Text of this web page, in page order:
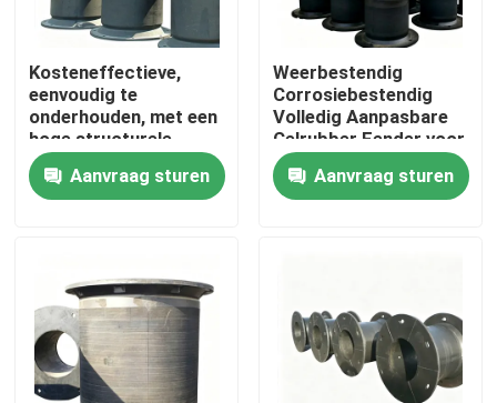
Thuis
Video's
Over ons
Kosteneffectieve,
eenvoudig te
onderhouden, met een
hoge structurele
stabiliteit, rubberen
fender voor
scheepsdocking
Aanvraag sturen
Weerbestendig
Corrosiebestendig
Volledig Aanpasbare
Celrubber Fender voor
Maritieme en
Doktoepassingen
Aanvraag sturen